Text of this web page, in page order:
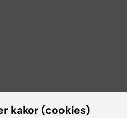
kakor (cookies)